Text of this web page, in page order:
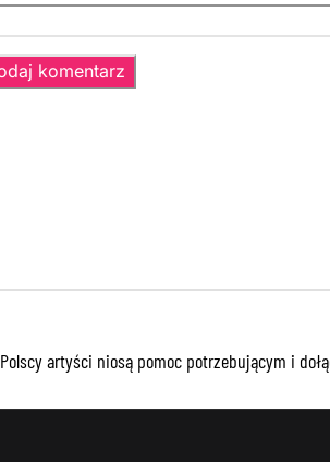
Polscy artyści niosą pomoc potrzebującym i